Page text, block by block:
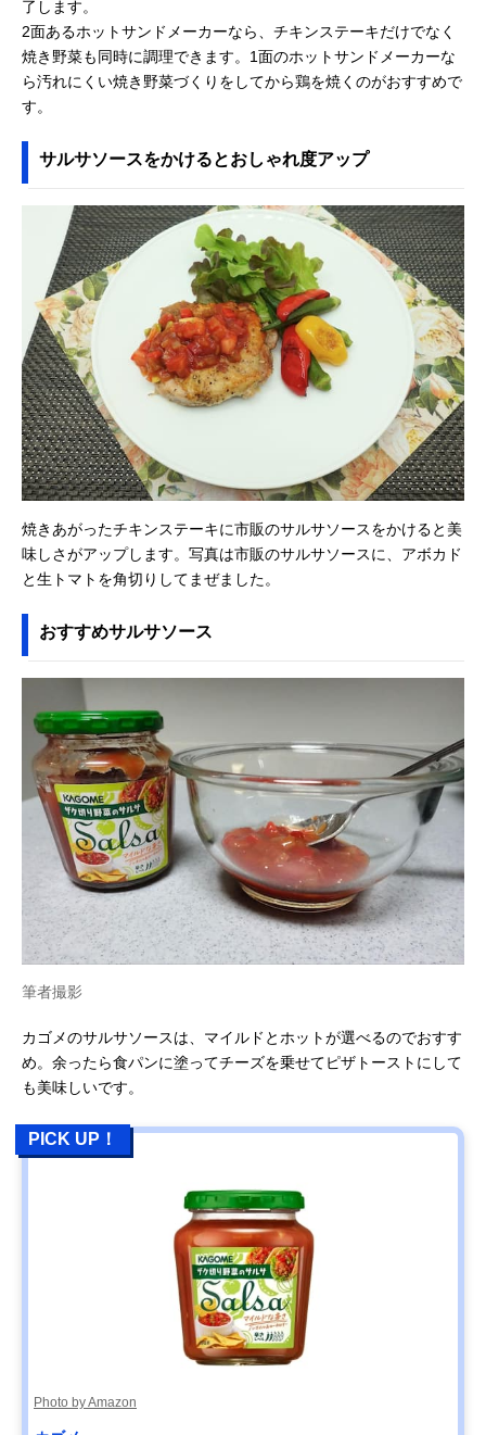
了します。
2面あるホットサンドメーカーなら、チキンステーキだけでなく
焼き野菜も同時に調理できます。1面のホットサンドメーカーな
ら汚れにくい焼き野菜づくりをしてから鶏を焼くのがおすすめで
す。
サルサソースをかけるとおしゃれ度アップ
焼きあがったチキンステーキに市販のサルサソースをかけると美
味しさがアップします。写真は市販のサルサソースに、アボカド
と生トマトを角切りしてまぜました。
おすすめサルサソース
筆者撮影
カゴメのサルサソースは、マイルドとホットが選べるのでおすす
め。余ったら食パンに塗ってチーズを乗せてピザトーストにして
も美味しいです。
PICK UP！
Photo by Amazon